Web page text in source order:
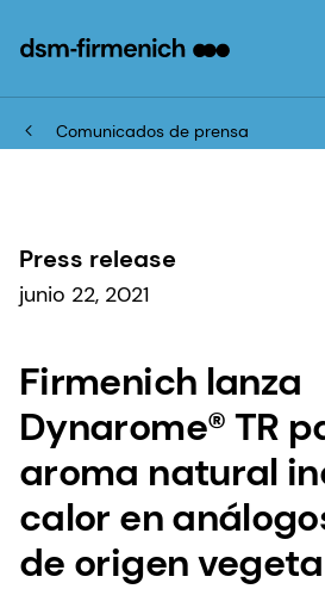
Comunicados de prensa
Press release
junio 22, 2021
Firmenich lanza
Dynarome® TR
aroma natural
calor en
de origen